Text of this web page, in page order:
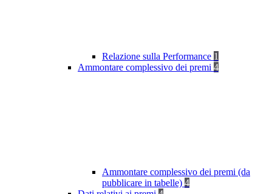
Relazione sulla Performance 1
Ammontare complessivo dei premi 4
Ammontare complessivo dei premi (da
pubblicare in tabelle) 4